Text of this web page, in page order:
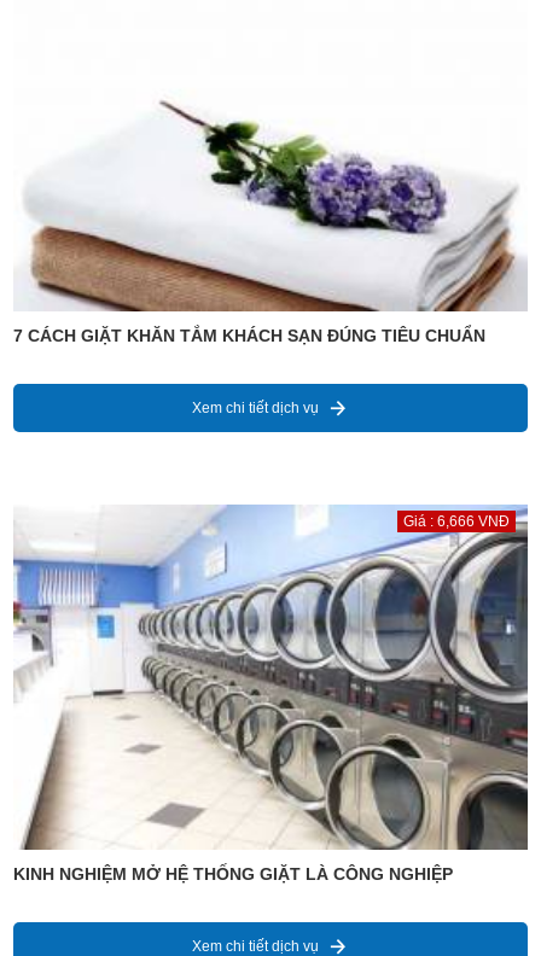
7 CÁCH GIẶT KHĂN TẮM KHÁCH SẠN ĐÚNG TIÊU CHUẨN
Xem chi tiết dịch vụ
Giá : 6,666 VNĐ
KINH NGHIỆM MỞ HỆ THỐNG GIẶT LÀ CÔNG NGHIỆP
Xem chi tiết dịch vụ